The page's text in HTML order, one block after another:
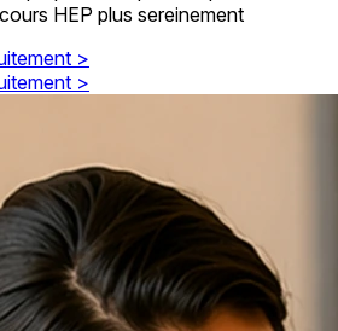
HEP plus sereinement
>
>